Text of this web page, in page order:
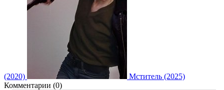
(2020)
Мститель (2025)
Комментарии (0)